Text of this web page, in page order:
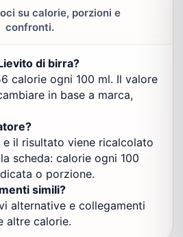
su calorie, porzioni e
confronti.
di birra?
calorie ogni 100 ml. Il valore
in base a marca,
e il risultato viene ricalcolato
scheda: calorie ogni 100
o porzione.
simili?
alternative e collegamenti
altre calorie.